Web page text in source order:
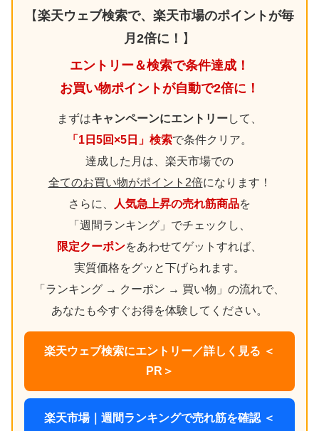
【楽天ウェブ検索で、楽天市場のポイントが毎
月2倍に！ 】
エントリー＆検索で条件達成！
お買い物ポイントが自動で2倍に！
まずはキャンペーンにエントリーして、
「1日5回×5日」検索で条件クリア。
達成した月は、楽天市場での
全てのお買い物がポイント2倍になります！
さらに、
人気急上昇の売れ筋商品を
「週間ランキング」でチェックし、
限定クーポンをあわせてゲットすれば、
実質価格をグッと下げられます。
「ランキング → クーポン → 買い物」の流れで、
あなたも今すぐお得を体験してください。
楽天ウェブ検索にエントリー／詳しく見る ＜
PR＞
楽天市場｜週間ランキングで売れ筋を確認 ＜